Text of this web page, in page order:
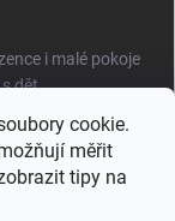
cookie.
měřit
tipy na
i malé pokoje
dět...
prostory i